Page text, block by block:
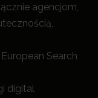
agencjom,
Search
digital